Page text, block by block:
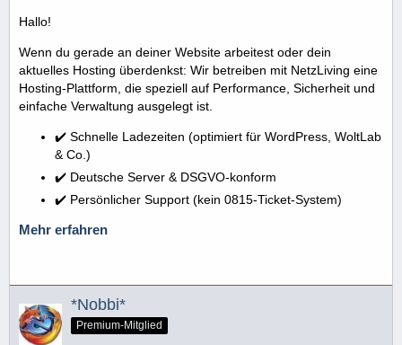
Hallo!
Wenn du gerade an deiner Website arbeitest oder dein
aktuelles Hosting überdenkst: Wir betreiben mit NetzLiving eine
Hosting-Plattform, die speziell auf Performance, Sicherheit und
einfache Verwaltung ausgelegt ist.
✔️ Schnelle Ladezeiten (optimiert für WordPress, WoltLab
& Co.)
✔️ Deutsche Server & DSGVO-konform
✔️ Persönlicher Support (kein 0815-Ticket-System)
Mehr erfahren
*Nobbi*
Premium-Mitglied